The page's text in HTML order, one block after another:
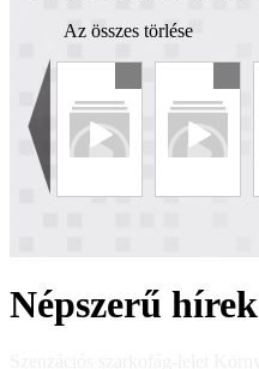
Az összes törlése
Népszerű hírek